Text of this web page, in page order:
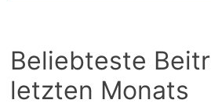
Beliebteste
letzten Monats